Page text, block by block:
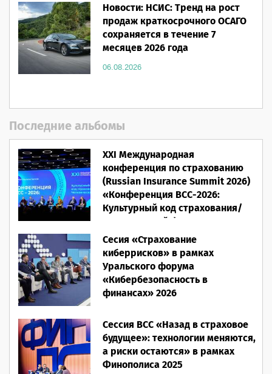
Новости: НСИС: Тренд на рост
продаж краткосрочного ОСАГО
сохраняется в течение 7
месяцев 2026 года
06.08.2026
Последние альбомы
XXI Международная
конференция по страхованию
(Russian Insurance Summit 2026)
«Конференция ВСС-2026:
Культурный код страхования/
Человеческий фактор»
28.05.2026
Сесия «Страхование
киберрисков» в рамках
Уральского форума
«Кибербезопасность в
финансах» 2026
Сессия ВСС «Назад в страховое
будущее»: технологии меняются,
а риски остаются» в рамках
Финополиса 2025